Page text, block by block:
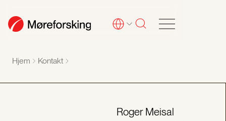
Hjem Kontakt
Roger Meisal